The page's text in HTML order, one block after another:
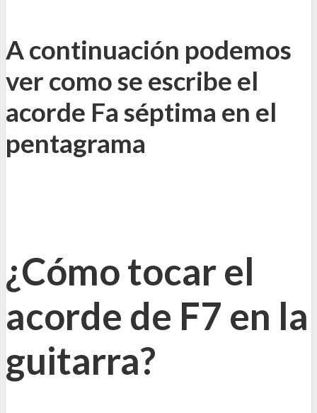
A continuación podemos
ver como se escribe el
acorde Fa séptima en el
pentagrama
¿Cómo tocar el
acorde de F7 en la
guitarra?